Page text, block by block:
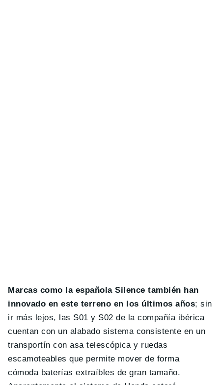
Marcas como la española Silence también han
innovado en este terreno en los últimos años; sin
ir más lejos, las S01 y S02 de la compañía ibérica
cuentan con un alabado sistema consistente en un
transportín con asa telescópica y ruedas
escamoteables que permite mover de forma
cómoda baterías extraíbles de gran tamaño.